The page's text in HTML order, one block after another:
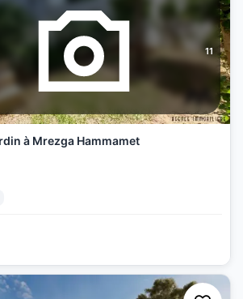
11
à Mrezga Hammamet